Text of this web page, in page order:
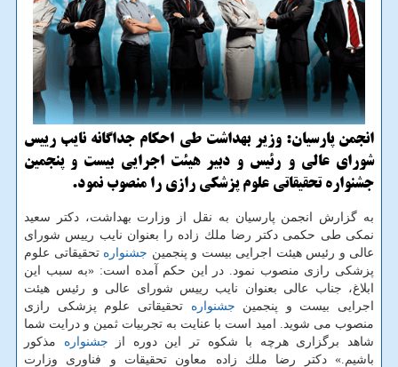
انجمن پارسیان: وزیر بهداشت طی احكام جداگانه نایب رییس
شورای عالی و رئیس و دبیر هیئت اجرایی بیست و پنجمین
جشنواره تحقیقاتی علوم پزشكی رازی را منصوب نمود.
به گزارش انجمن پارسیان به نقل از وزارت بهداشت، دكتر سعید
نمكی طی حكمی دكتر رضا ملك زاده را بعنوان نایب رییس شورای
عالی و رئیس هیئت اجرایی بیست و پنجمین جشنواره تحقیقاتی علوم
پزشكی رازی منصوب نمود. در این حكم آمده است: «به سبب این
ابلاغ، جناب عالی بعنوان نایب رییس شورای عالی و رئیس هیئت
اجرایی بیست و پنجمین جشنواره تحقیقاتی علوم پزشكی رازی
منصوب می شوید. امید است با عنایت به تجربیات ثمین و درایت شما
شاهد برگزاری هرچه با شكوه تر این دوره از جشنواره مذكور
باشیم.» دكتر رضا ملك زاده معاون تحقیقات و فناوری وزارت